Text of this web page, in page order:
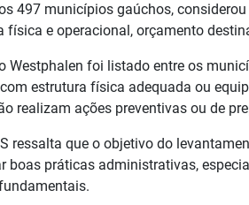
497 municípios gaúchos,
física e operacional, orçamento
Westphalen foi listado entre os
estrutura física adequada ou
realizam ações preventivas ou de
ressalta que o objetivo do
boas práticas administrativas,